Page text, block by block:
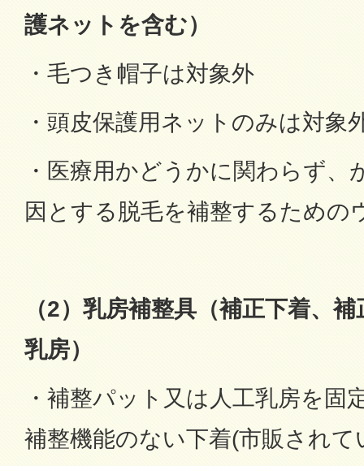
護ネットを含む）
・毛つき帽子は対象外
・頭皮保護用ネットのみは対象
・医療用かどうかに関わらず、
因とする脱毛を補整するための
（2）乳房補整具（補正下着、
乳房）
・補整パット又は人工乳房を固
補整機能のない下着(市販され